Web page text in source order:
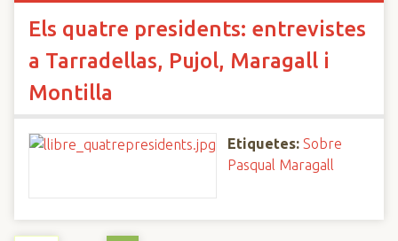
Els quatre presidents: entrevistes
a Tarradellas, Pujol, Maragall i
Montilla
Etiquetes: Sobre
Pasqual Maragall